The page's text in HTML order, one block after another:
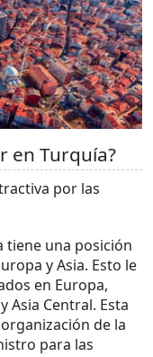
en Turquía?
por las
tiene una posición
y Asia. Esto le
en Europa,
Asia Central. Esta
de la
para las